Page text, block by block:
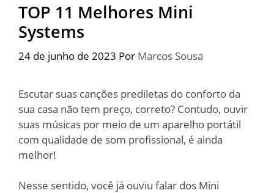
TOP 11 Melhores Mini
Systems
24 de junho de 2023 Por Marcos Sousa
Escutar suas canções prediletas do conforto da
sua casa não tem preço, correto? Contudo, ouvir
suas músicas por meio de um aparelho portátil
com qualidade de som profissional, é ainda
melhor!
Nesse sentido, você já ouviu falar dos Mini